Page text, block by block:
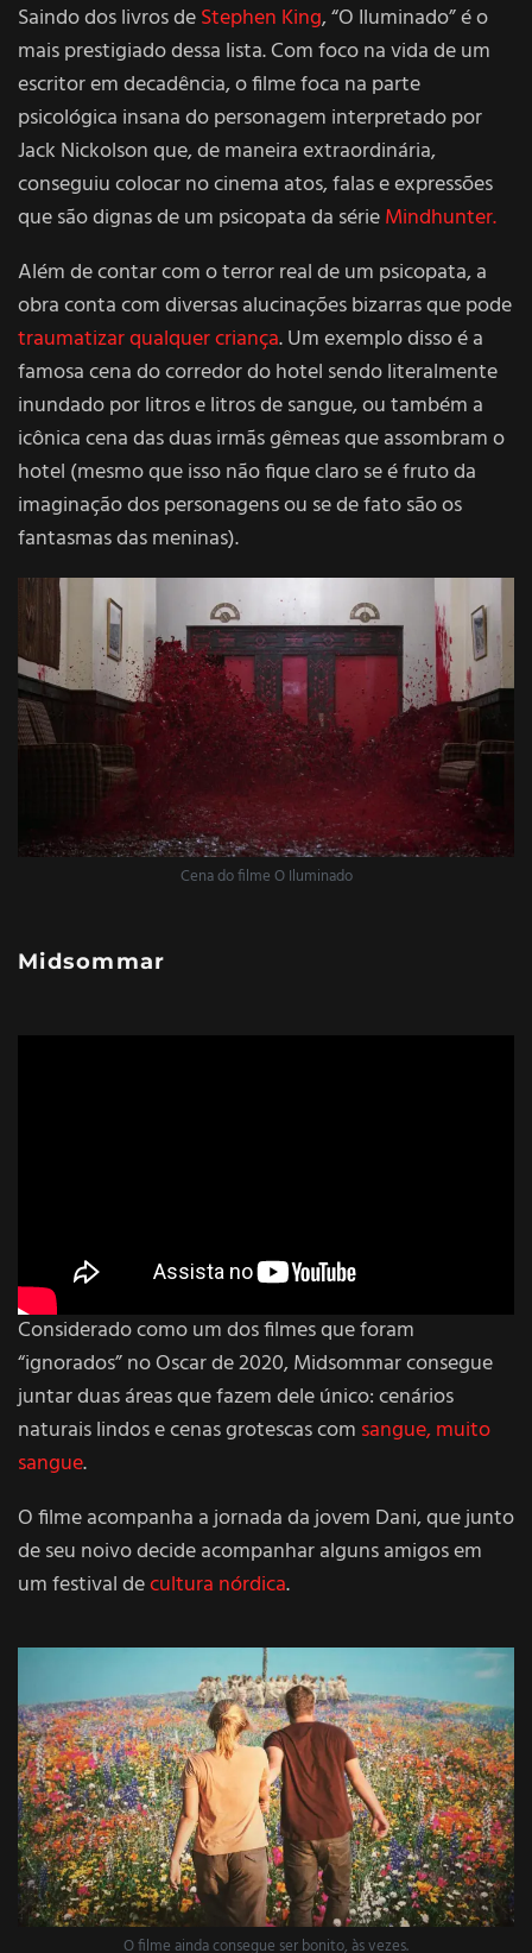
Saindo dos livros deStephen King, “O Iluminado” é o
mais prestigiado dessa lista. Com foco na vida de um
escritor em decadência, o filme foca na parte
psicológica insana do personagem interpretado por
Jack Nickolson que, de maneira extraordinária,
conseguiu colocar no cinema atos, falas e expressões
que são dignas de um psicopata da sérieMindhunter.
Além de contar com o terror real de um psicopata, a
obra conta com diversas alucinações bizarras que pode
traumatizar qualquer criança. Um exemplo disso é a
famosa cena do corredor do hotel sendo literalmente
inundado por litros e litros de sangue, ou também a
icônica cena das duas irmãs gêmeas que assombram o
hotel (mesmo que isso não fique claro se é fruto da
imaginação dos personagens ou se de fato são os
fantasmas das meninas).
Cena do filme O Iluminado
Midsommar
Considerado como um dos filmes que foram
“ignorados” no Oscar de 2020, Midsommar consegue
juntar duas áreas que fazem dele único: cenários
naturais lindos e cenas grotescas com sangue, muito
sangue.
O filme acompanha a jornada da jovem Dani, que junto
de seu noivo decide acompanhar alguns amigos em
um festival decultura nórdica.
O filme ainda consegue ser bonito, às vezes.